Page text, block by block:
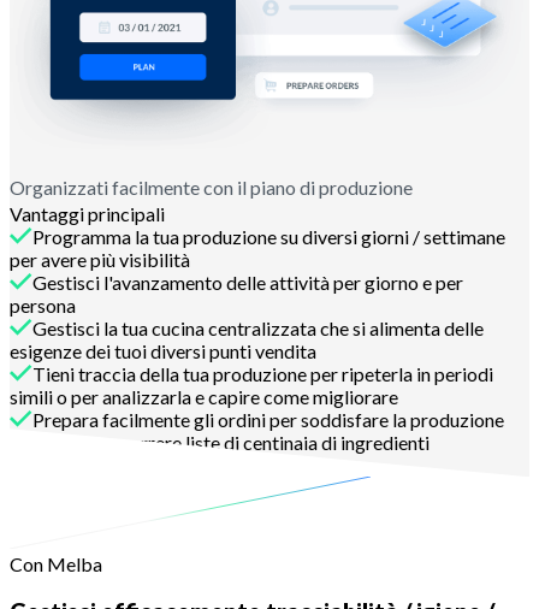
Organizzati facilmente con il piano di produzione
Vantaggi principali
Programma la tua produzione su diversi giorni / settimane
per avere più visibilità
Gestisci l'avanzamento delle attività per giorno e per
persona
Gestisci la tua cucina centralizzata che si alimenta delle
esigenze dei tuoi diversi punti vendita
Tieni traccia della tua produzione per ripeterla in periodi
simili o per analizzarla e capire come migliorare
Prepara facilmente gli ordini per soddisfare la produzione
senza dover scorrere liste di centinaia di ingredienti
Con Melba